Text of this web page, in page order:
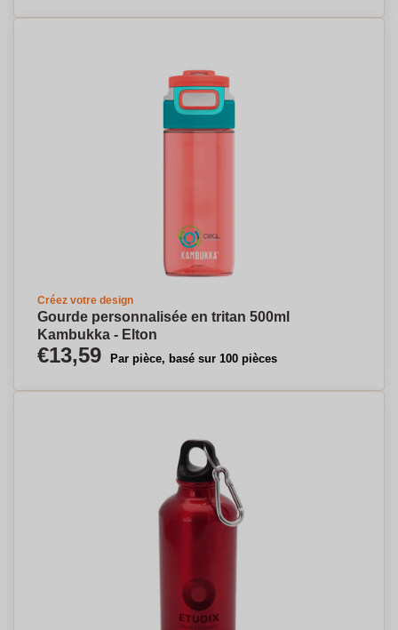
Créez votre design
Gourde personnalisée en tritan 500ml
Kambukka - Elton
€13,59 Par pièce, basé sur 100 pièces